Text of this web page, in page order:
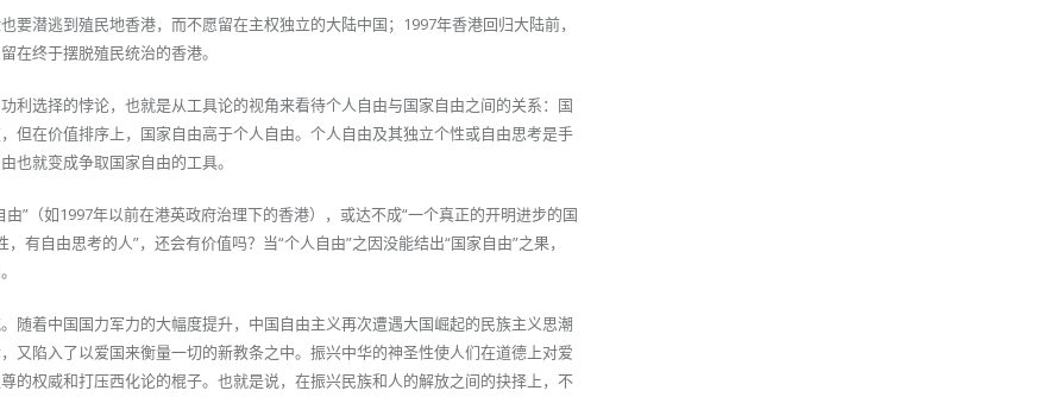
要潜逃到殖民地香港，而不愿留在主权独立的大陆中国；1997年香港回归大陆前，
在终于摆脱殖民统治的香港。
利选择的悖论，也就是从工具论的视角来看待个人自由与国家自由之间的关系：国
但在价值排序上，国家自由高于个人自由。个人自由及其独立个性或自由思考是手
也就变成争取国家自由的工具。
”（如1997年以前在港英政府治理下的香港），或达不成“一个真正的开明进步的国
有自由思考的人”，还会有价值吗？当“个人自由”之因没能结出“国家自由”之果，
随着中国国力军力的大幅度提升，中国自由主义再次遭遇大国崛起的民族主义思潮
又陷入了以爱国来衡量一切的新教条之中。振兴中华的神圣性使人们在道德上对爱
的权威和打压西化论的棍子。也就是说，在振兴民族和人的解放之间的抉择上，不